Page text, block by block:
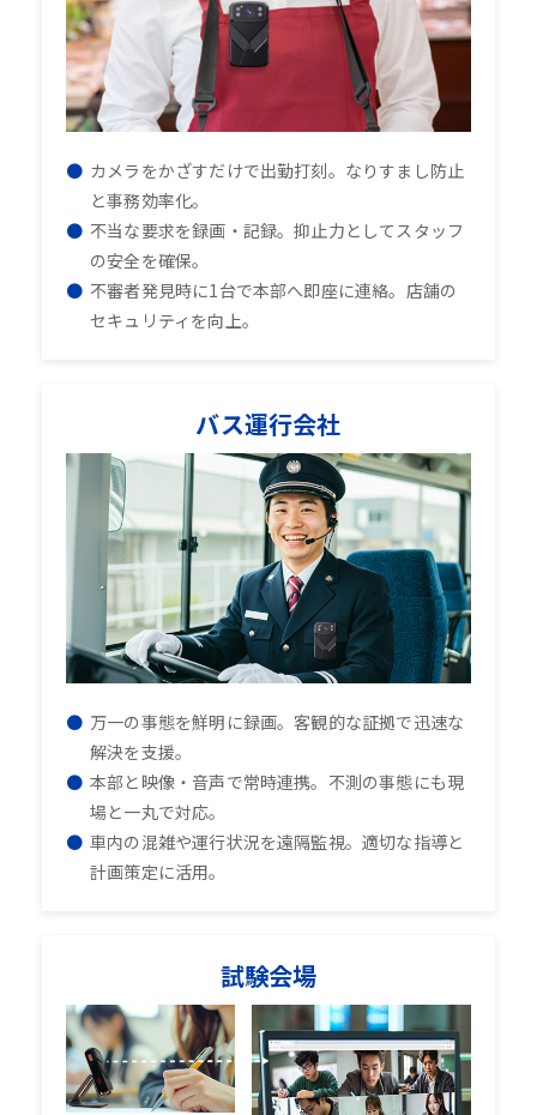
カメラをかざすだけで出勤打刻。なりすまし防止
と事務効率化。
不当な要求を録画・記録。抑止力としてスタッフ
の安全を確保。
不審者発見時に1台で本部へ即座に連絡。店舗の
セキュリティを向上。
バス運行会社
万一の事態を鮮明に録画。客観的な証拠で迅速な
解決を支援。
本部と映像・音声で常時連携。不測の事態にも現
場と一丸で対応。
車内の混雑や運行状況を遠隔監視。適切な指導と
計画策定に活用。
試験会場